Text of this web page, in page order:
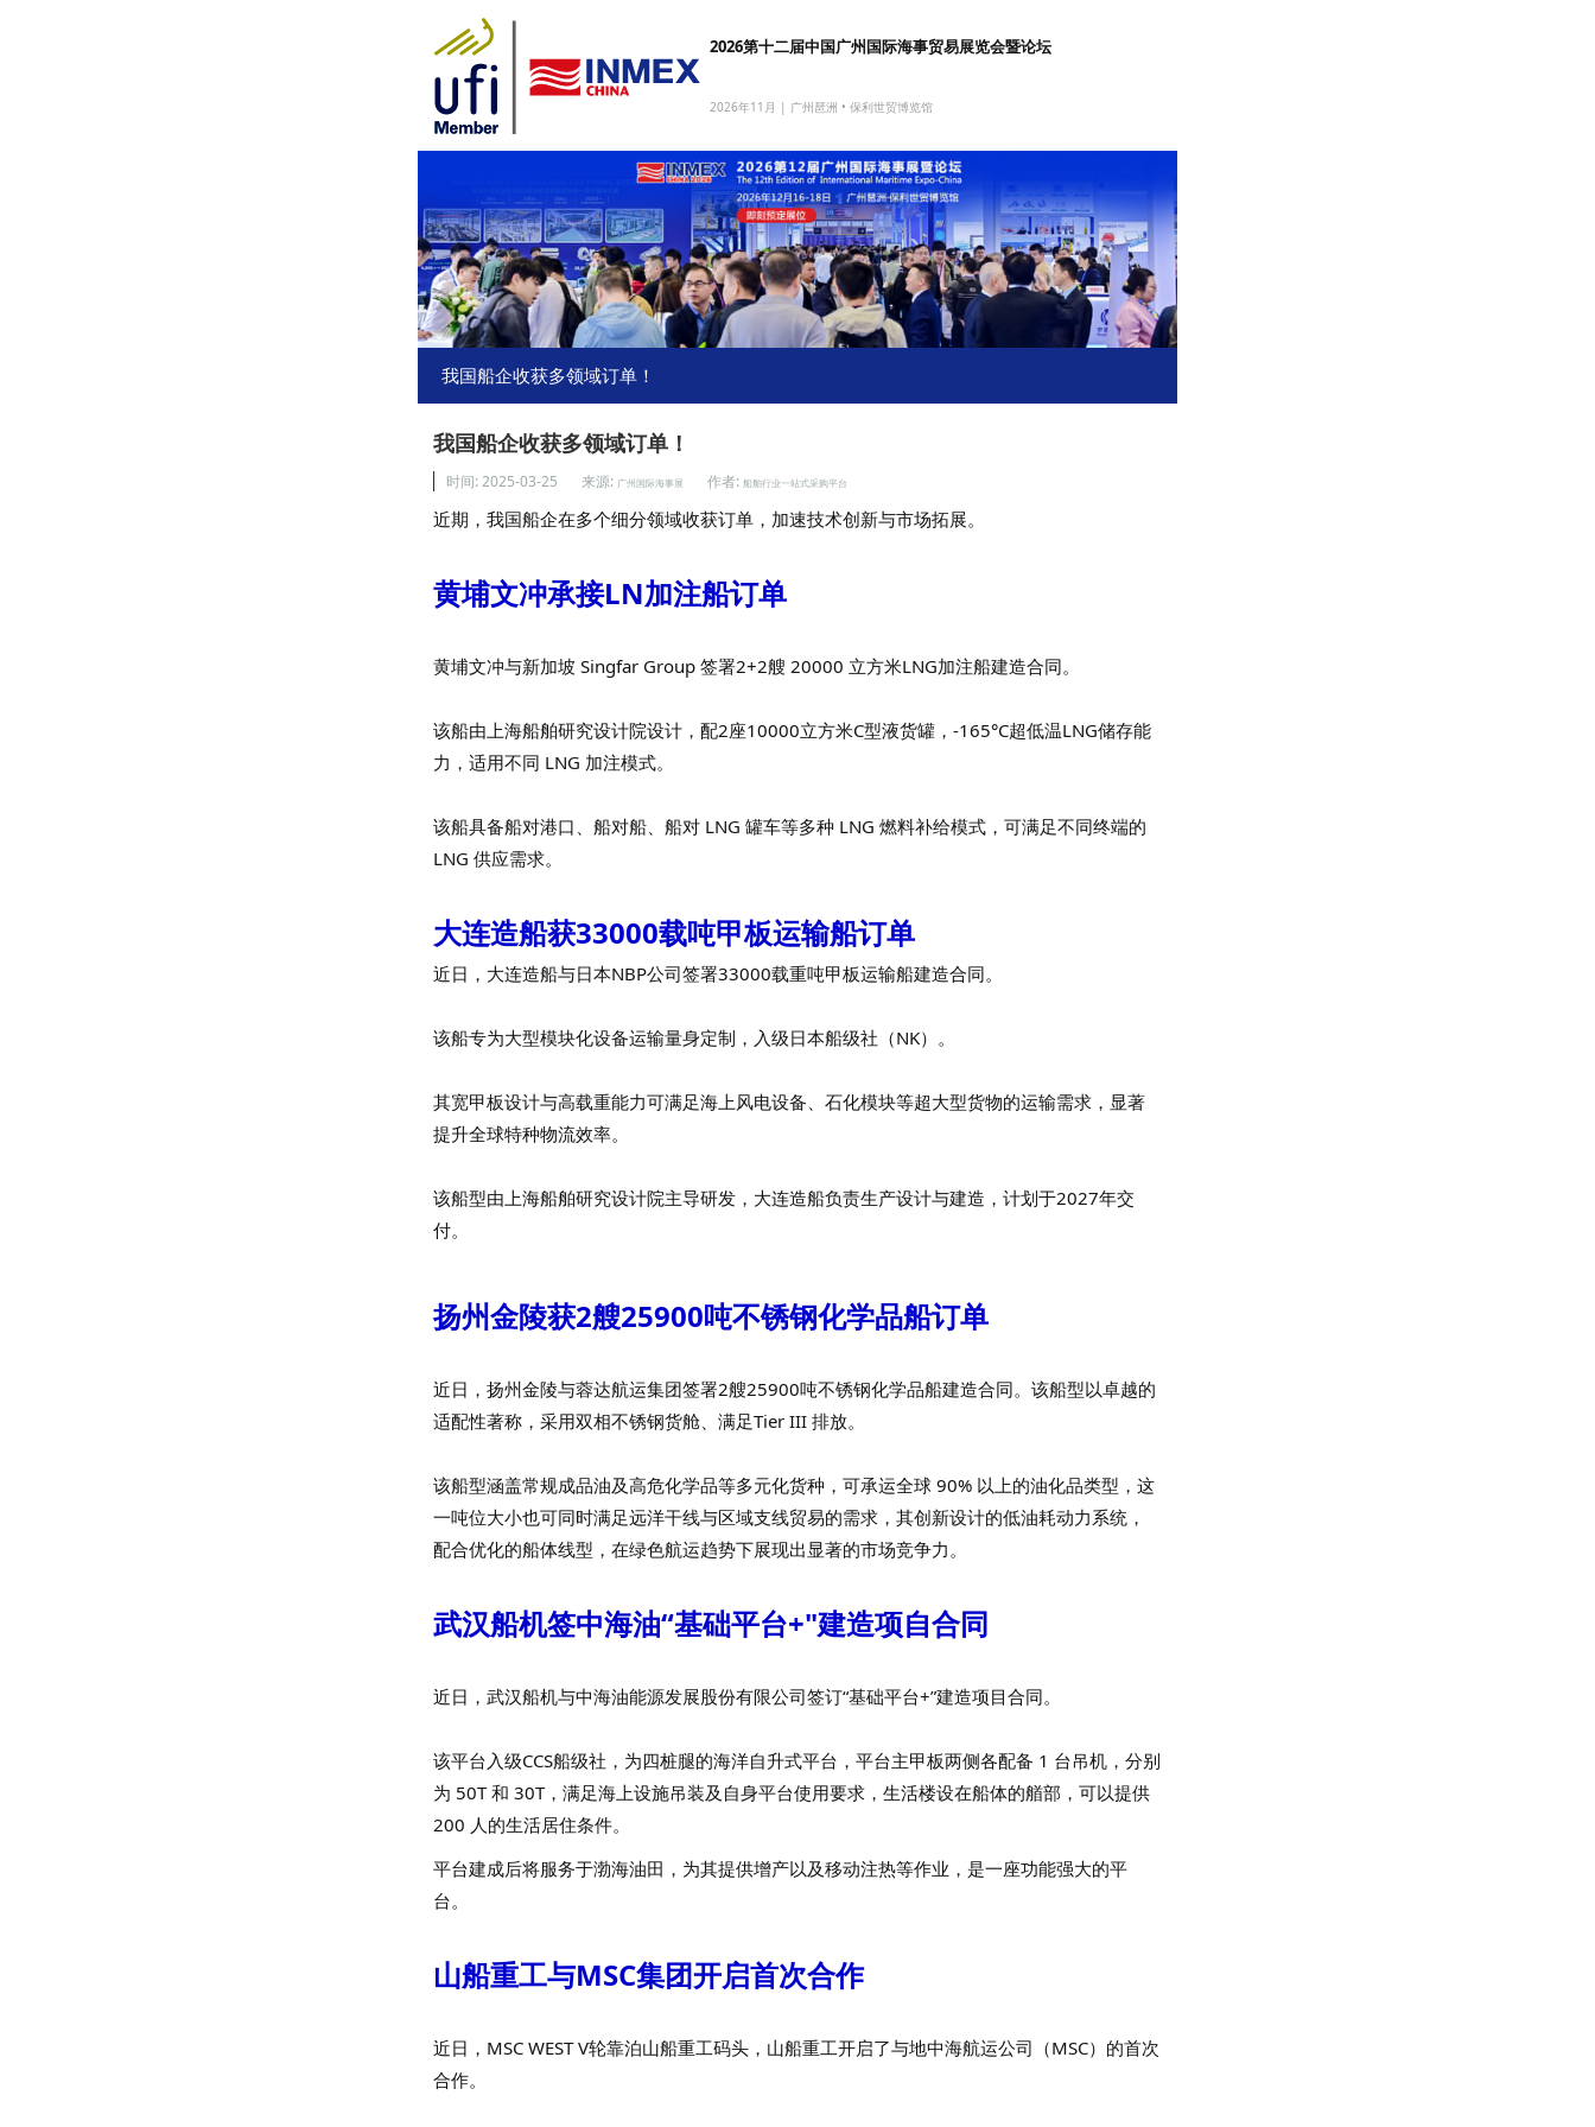
2026第十二届中国广州国际海事贸易展览会暨论坛
2026年11月 | 广州琶洲 • 保利世贸博览馆
我国船企收获多领域订单！
我国船企收获多领域订单！
时间: 2025-03-25 来源: 广州国际海事展 作者: 船舶行业一站式采购平台
近期，我国船企在多个细分领域收获订单，加速技术创新与市场拓展。
黄埔文冲承接LN加注船订单
黄埔文冲与新加坡 Singfar Group 签署2+2艘 20000 立方米LNG加注船建造合同。
该船由上海船舶研究设计院设计，配2座10000立方米C型液货罐，-165°C超低温LNG储存能
力，适用不同 LNG 加注模式。
该船具备船对港口、船对船、船对 LNG 罐车等多种 LNG 燃料补给模式，可满足不同终端的
LNG 供应需求。
大连造船获33000载吨甲板运输船订单
近日，大连造船与日本NBP公司签署33000载重吨甲板运输船建造合同。
该船专为大型模块化设备运输量身定制，入级日本船级社（NK）。
其宽甲板设计与高载重能力可满足海上风电设备、石化模块等超大型货物的运输需求，显著
提升全球特种物流效率。
该船型由上海船舶研究设计院主导研发，大连造船负责生产设计与建造，计划于2027年交
付。
扬州金陵获2艘25900吨不锈钢化学品船订单
近日，扬州金陵与蓉达航运集团签署2艘25900吨不锈钢化学品船建造合同。该船型以卓越的
适配性著称，采用双相不锈钢货舱、满足Tier III 排放。
该船型涵盖常规成品油及高危化学品等多元化货种，可承运全球 90% 以上的油化品类型，这
一吨位大小也可同时满足远洋干线与区域支线贸易的需求，其创新设计的低油耗动力系统，
配合优化的船体线型，在绿色航运趋势下展现出显著的市场竞争力。
武汉船机签中海油“基础平台+"建造项自合同
近日，武汉船机与中海油能源发展股份有限公司签订“基础平台+”建造项目合同。
该平台入级CCS船级社，为四桩腿的海洋自升式平台，平台主甲板两侧各配备 1 台吊机，分别
为 50T 和 30T，满足海上设施吊装及自身平台使用要求，生活楼设在船体的艏部，可以提供
200 人的生活居住条件。
平台建成后将服务于渤海油田，为其提供增产以及移动注热等作业，是一座功能强大的平
台。
山船重工与MSC集团开启首次合作
近日，MSC WEST V轮靠泊山船重工码头，山船重工开启了与地中海航运公司（MSC）的首次
合作。